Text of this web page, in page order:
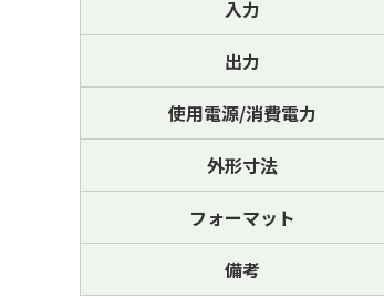
入力
出力
使用電源/消費電力
外形寸法
フォーマット
備考